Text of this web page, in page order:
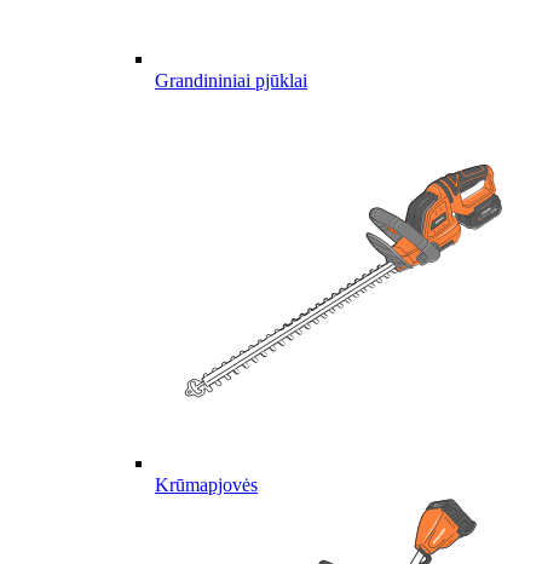
Grandininiai pjūklai
Krūmapjovės